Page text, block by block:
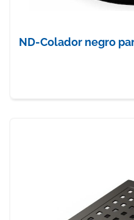
ND-Colador negro